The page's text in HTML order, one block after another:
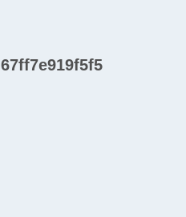
67ff7e919f5f5